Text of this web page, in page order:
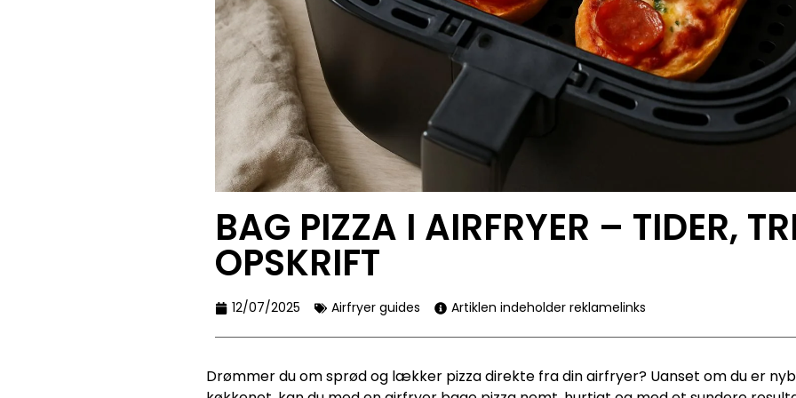
BAG PIZZA I AIRFRYER – TIDER,
OPSKRIFT
12/07/2025 Airfryer guides Artiklen indeholder reklamelinks
Drømmer du om sprød og lækker pizza direkte fra din airfryer? Uanset om du er